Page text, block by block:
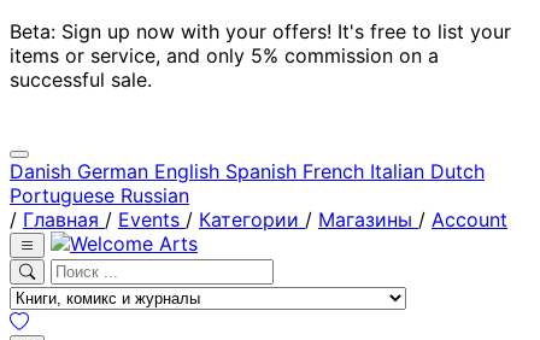
Beta: Sign up now with your offers! It's free to list your
items or service, and only 5% commission on a
successful sale.
Danish German English Spanish French Italian Dutch
Portuguese Russian
/ Главная / Events / Категории / Магазины / Account